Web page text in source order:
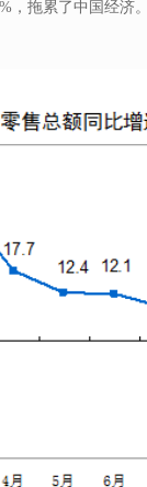
，拖累了中国经济